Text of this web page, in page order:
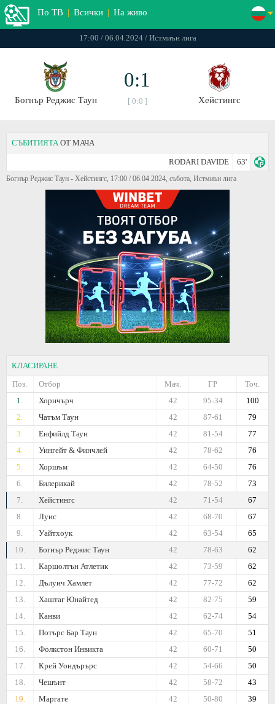
По ТВ | Всички | На живо
17:00 / 06.04.2024 / Истмиън лига
Богнър Реджис Таун
0:1
[ 0:0 ] Хейстингс
СЪБИТИЯТА ОТ МАЧА
RODARI DAVIDE 63'
Богнър Реджис Таун - Хейстингс, 17:00 / 06.04.2024, събота, Истмиън лига
КЛАСИРАНЕ
Поз.
Отбор Точ.
ГР
Мач.
1.
Хорнчърч 100
95-34
42
2.
Чатъм Таун 79
87-61
42
3.
Енфийлд Таун 77
81-54
42
4.
Уингейт & Финчлей 76
78-62
42
5.
Хоршъм 76
64-50
42
6.
Билерикай 73
78-52
42
7.
Хейстингс 67
71-54
42
8.
Луис 67
68-70
42
9.
Уайтхоук 65
63-54
42
10.
Богнър Реджис Таун 62
78-63
42
11.
Каршолтън Атлетик 62
73-59
42
12.
Дълуич Хамлет 62
77-72
42
13.
Хаштаг Юнайтед 59
82-75
42
14.
Канви 54
62-74
42
15.
Потърс Бар Таун 51
65-70
42
16.
Фолкстон Инвикта 50
60-71
42
17.
Крей Уондърърс 50
54-66
42
18.
Чешънт 43
58-72
42
19.
Маргате 39
50-80
42